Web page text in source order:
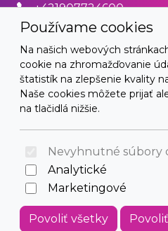
Používame cookies
Na našich webových
cookie na zhromažďovanie
štatistík na zlepšenie kvality
Naše cookies môžete prijať
na tlačidlá nižšie.
Nevyhnutné súbory
Analytické
Marketingové
Povoliť všetky
+421907724600
Právne
Obchodné podmienky
Zásady používania cookies
© 2026 Arrabella s.r.o.,
Hosting: -